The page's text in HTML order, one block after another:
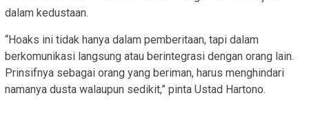
dalam kedustaan.
“Hoaks ini tidak hanya dalam pemberitaan, tapi dalam
berkomunikasi langsung atau berintegrasi dengan orang lain.
Prinsifnya sebagai orang yang beriman, harus menghindari
namanya dusta walaupun sedikit,” pinta Ustad Hartono.